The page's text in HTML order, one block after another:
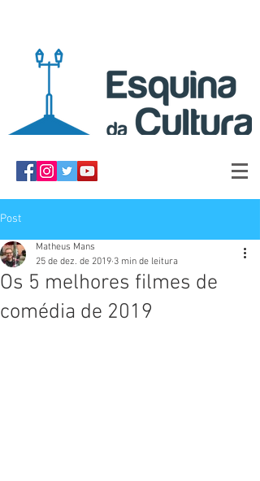
Post
Os 5 melhores filmes de
comédia de 2019
Matheus Mans
25 de dez. de 2019 3 min de leitura